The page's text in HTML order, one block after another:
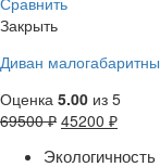
Закрыть
Диван
Оценка 5.00 из 5
69500₽ 45200 ₽